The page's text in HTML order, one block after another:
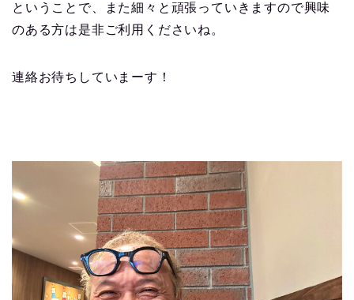
ということで、また細々と頑張っていきますので興味
のある方は是非ご利用くださいね。
連絡お待ちしていまーす！